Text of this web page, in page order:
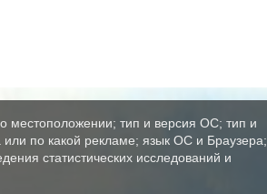
местоположении; тип и версия ОС; тип и
или по какой рекламе; язык ОС и Браузера;
статистических исследований и